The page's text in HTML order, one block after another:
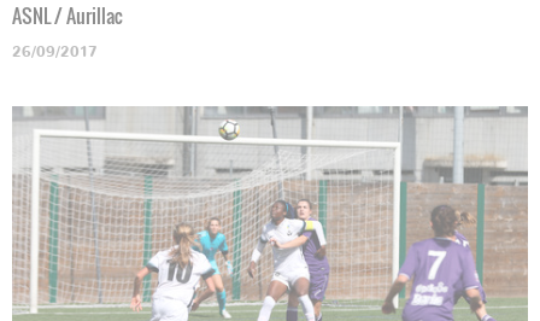
ASNL / Aurillac
26/09/2017